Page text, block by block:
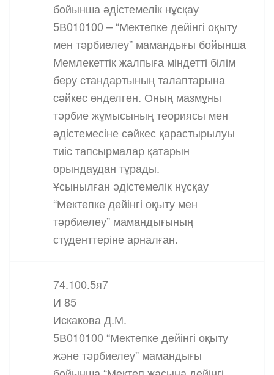
бойынша әдістемелік нұсқау
5В010100 – “Мектепке дейінгі оқыту
мен тәрбиелеу” мамандығы бойынша
Мемлекеттік жалпыға міндетті білім
беру стандартының талаптарына
сәйкес өнделген. Оның мазмұны
тәрбие жұмысының теориясы мен
әдістемесіне сәйкес қарастырылуы
тиіс тапсырмалар қатарын
орындаудан тұрады.
Ұсынылған әдістемелік нұсқау
“Мектепке дейінгі оқыту мен
тәрбиелеу” мамандығының
студенттеріне арналған.
74.100.5я7
И 85
Искакова Д.М.
5В010100 “Мектепке дейінгі оқыту
және тәрбиелеу” мамандығы